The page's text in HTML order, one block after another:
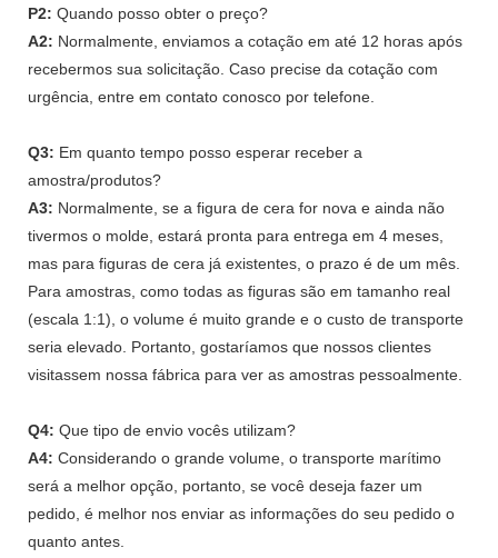
P2: Quando posso obter o preço?
A2: Normalmente, enviamos a cotação em até 12 horas após
recebermos sua solicitação. Caso precise da cotação com
urgência, entre em contato conosco por telefone.
Q3: Em quanto tempo posso esperar receber a
amostra/produtos?
A3: Normalmente, se a figura de cera for nova e ainda não
tivermos o molde, estará pronta para entrega em 4 meses,
mas para figuras de cera já existentes, o prazo é de um mês.
Para amostras, como todas as figuras são em tamanho real
(escala 1:1), o volume é muito grande e o custo de transporte
seria elevado. Portanto, gostaríamos que nossos clientes
visitassem nossa fábrica para ver as amostras pessoalmente.
Q4: Que tipo de envio vocês utilizam?
A4: Considerando o grande volume, o transporte marítimo
será a melhor opção, portanto, se você deseja fazer um
pedido, é melhor nos enviar as informações do seu pedido o
quanto antes.